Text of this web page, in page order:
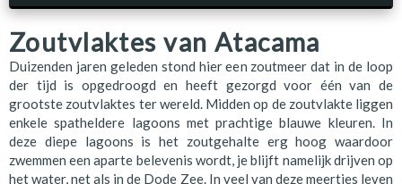
Zoutvlaktes van Atacama
Duizenden jaren geleden stond hier een zoutmeer dat in de loop
der tijd is opgedroogd en heeft gezorgd voor één van de
grootste zoutvlaktes ter wereld. Midden op de zoutvlakte liggen
enkele spatheldere lagoons met prachtige blauwe kleuren. In
deze diepe lagoons is het zoutgehalte erg hoog waardoor
zwemmen een aparte belevenis wordt, je blijft namelijk drijven op
het water, net als in de Dode Zee. In veel van deze meertjes leven